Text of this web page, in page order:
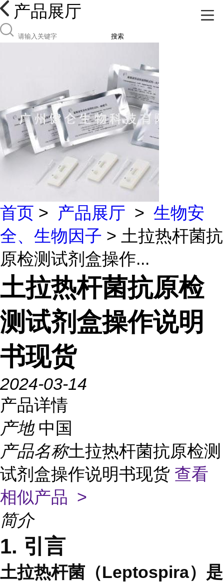
产品展厅
搜索
首页 > 产品展厅 > 生物安
全、生物因子 > 土拉热杆菌抗
原检测试剂盒操作...
土拉热杆菌抗原检
测试剂盒操作说明
书现货
2024-03-14
产品详情
产地 中国
产品名称土拉热杆菌抗原检测
试剂盒操作说明书现货 查看
相似产品 >
简介
1. 引言
土拉热杆菌（Leptospira）是